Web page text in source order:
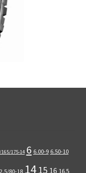
175-14 6 6.00-9 6.50-10
80-18 14 15 16